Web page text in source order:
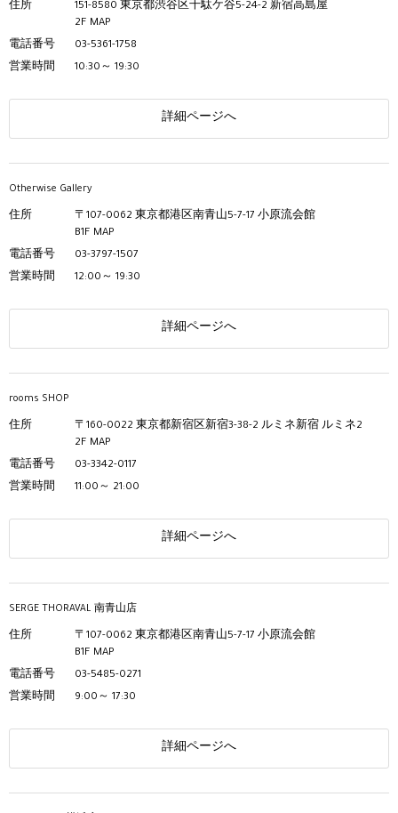
住所
151-8580 東京都渋谷区千駄ケ谷5-24-2 新宿高島屋
2F MAP
電話番号
03-5361-1758
営業時間
10:30～ 19:30
詳細ページへ
Otherwise Gallery
住所
〒107-0062 東京都港区南青山5-7-17 小原流会館
B1F MAP
電話番号
03-3797-1507
営業時間
12:00～ 19:30
詳細ページへ
rooms SHOP
住所
〒160-0022 東京都新宿区新宿3-38-2 ルミネ新宿 ルミネ2
2F MAP
電話番号
03-3342-0117
営業時間
11:00～ 21:00
詳細ページへ
SERGE THORAVAL 南青山店
住所
〒107-0062 東京都港区南青山5-7-17 小原流会館
B1F MAP
電話番号
03-5485-0271
営業時間
9:00～ 17:30
詳細ページへ